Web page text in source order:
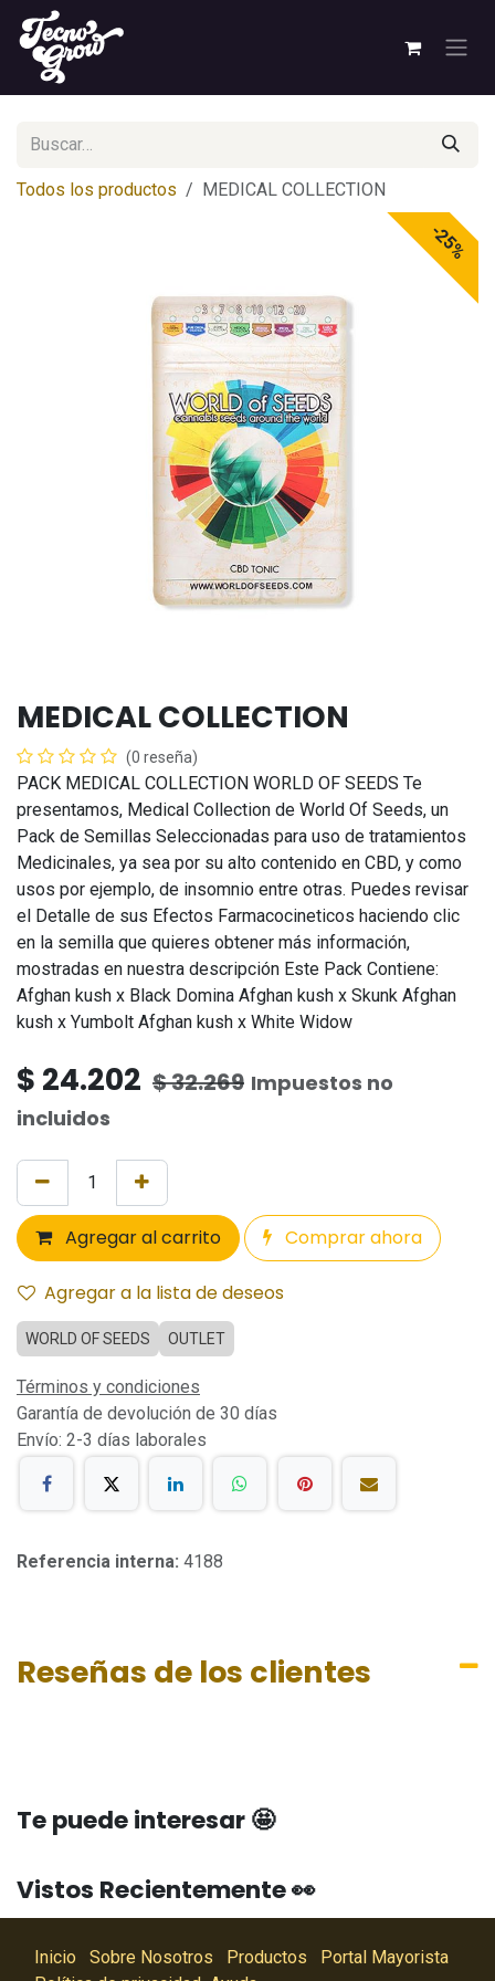
Ir al contenido
Todos los productos MEDICAL COLLECTION
-25%
MEDICAL COLLECTION
(0 reseña)
PACK MEDICAL COLLECTION WORLD OF SEEDS Te
presentamos, Medical Collection de World Of Seeds, un
Pack de Semillas Seleccionadas para uso de tratamientos
Medicinales, ya sea por su alto contenido en CBD, y como
usos por ejemplo, de insomnio entre otras. Puedes revisar
el Detalle de sus Efectos Farmacocineticos haciendo clic
en la semilla que quieres obtener más información,
mostradas en nuestra descripción Este Pack Contiene:
Afghan kush x Black Domina Afghan kush x Skunk Afghan
kush x Yumbolt Afghan kush x White Widow
$ 24.202 $32.269 Impuestos no
incluidos
Agregar al carrito Comprar ahora
Agregar a la lista de deseos
WORLD OF SEEDS OUTLET
Términos y condiciones
Garantía de devolución de 30 días
Envío: 2-3 días laborales
Referencia interna: 4188
Reseñas de los clientes
Te puede interesar 🤩
Vistos Recientemente 👀
Inicio Sobre Nosotros Productos
Portal Mayorista